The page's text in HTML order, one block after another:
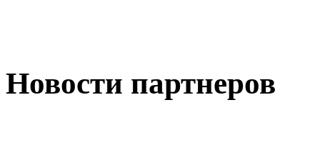
Новости партнеров